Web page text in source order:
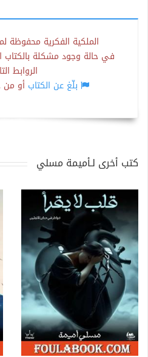
الملكية الفكرية محفوظة
في حالة وجود مشكلة بالكتاب
الروابط
بلّغ عن الكتاب أو من
كتب أخرى لـأميمة مسلي